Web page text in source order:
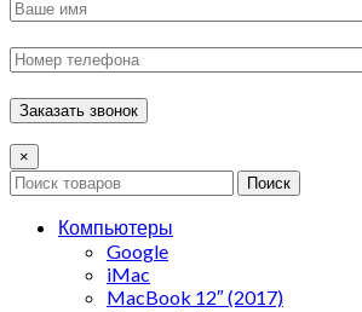
×
Поиск
Компьютеры
Google
iMac
MacBook 12″ (2017)